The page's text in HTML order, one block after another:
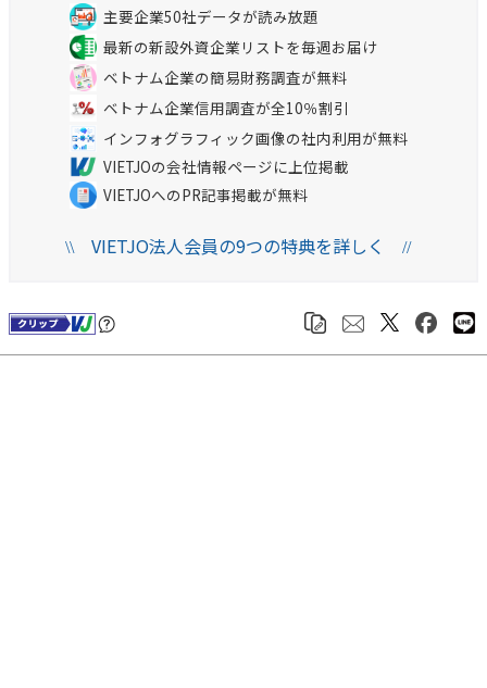
主要企業50社データが読み放題
最新の新設外資企業リストを毎週お届け
ベトナム企業の簡易財務調査が無料
ベトナム企業信用調査が全10％割引
インフォグラフィック画像の社内利用が無料
VIETJOの会社情報ページに上位掲載
VIETJOへのPR記事掲載が無料
\\VIETJO法人会員の9つの特典を詳しく //